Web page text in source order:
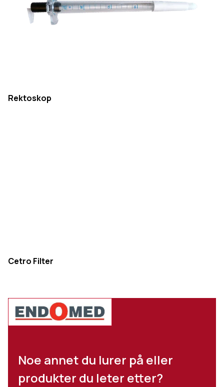
Rektoskop
Cetro Filter
Noe annet du lurer på eller
produkter du leter etter?